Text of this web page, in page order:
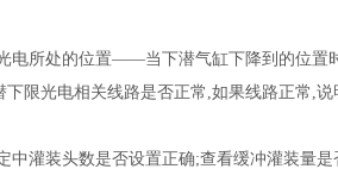
所处的位置——当下潜气缸下降到的位置
限光电相关线路是否正常,如果线路正常,
装头数是否设置正确;查看缓冲灌装量是